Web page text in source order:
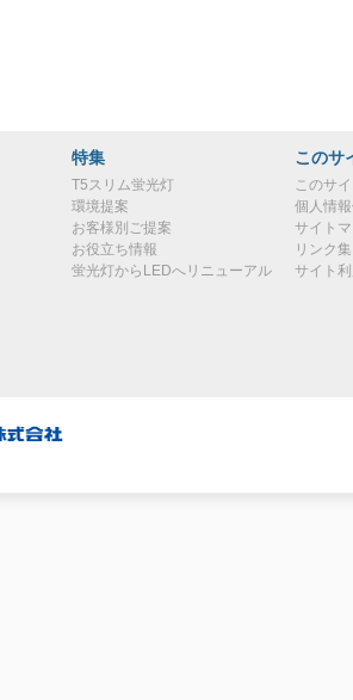
特集
T5スリム蛍光灯
環境提案
お客様別ご提案
お役立ち情報
蛍光灯からLEDへリニューアル
このサ
このサ
個人情
サイト
リンク集
サイト